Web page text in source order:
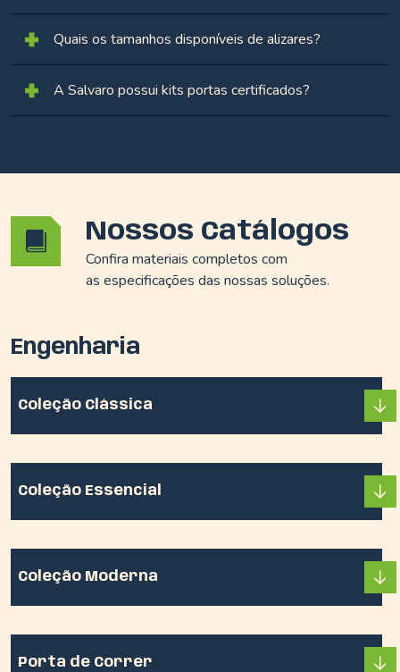
Quais os tamanhos disponíveis de alizares?
A Salvaro possui kits portas certificados?
Nossos Catálogos
Confira materiais completos com
as especificações das nossas soluções.
Engenharia
Coleção Clássica
Coleção Essencial
Coleção Moderna
Porta de Correr